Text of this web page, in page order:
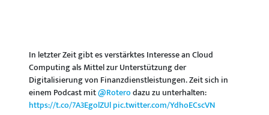
In letzter Zeit gibt es verstärktes Interesse an Cloud
Computing als Mittel zur Unterstützung der
Digitalisierung von Finanzdienstleistungen. Zeit sich in
einem Podcast mit@Roterodazu zu unterhalten:
https://t.co/7A3EgolZUlpic.twitter.com/YdhoECscVN